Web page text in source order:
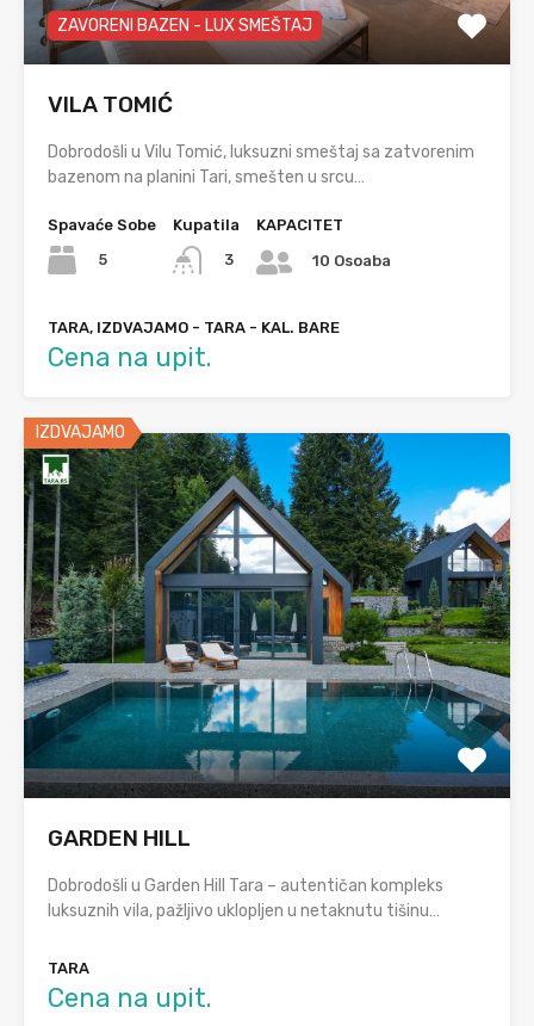
ZAVORENI BAZEN - LUX SMEŠTAJ
VILA TOMIĆ
Dobrodošli u Vilu Tomić, luksuzni smeštaj sa zatvorenim
bazenom na planini Tari, smešten u srcu…
Spavaće Sobe
5
Kupatila
3
KAPACITET
10 Osoaba
TARA, IZDVAJAMO - TARA - KAL. BARE
Cena na upit.
IZDVAJAMO
GARDEN HILL
Dobrodošli u Garden Hill Tara – autentičan kompleks
luksuznih vila, pažljivo uklopljen u netaknutu tišinu…
TARA
Cena na upit.